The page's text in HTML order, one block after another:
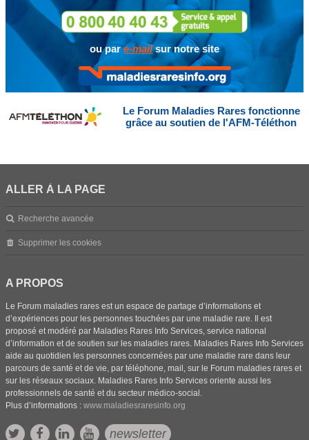
ou pare-mailsur notre site
Le Forum Maladies Rares fonctionne
grâce au soutien de l'AFM-Téléthon
ALLER À LA PAGE
Recherche avancée
Supprimer les cookies
A PROPOS
Le Forum maladies rares est un espace de partage d’informations et
d’expériences pour les personnes touchées par une maladie rare. Il est
proposé et modéré par Maladies Rares Info Services, service national
d’information et de soutien sur les maladies rares. Maladies Rares Info Services
aide au quotidien les personnes concernées par une maladie rare dans leur
parcours de santé et de vie, par téléphone, mail, sur le Forum maladies rares et
sur les réseaux sociaux. Maladies Rares Info Services oriente aussi les
professionnels de santé et du secteur médico-social.
Plus d’informations : www.maladiesraresinfo.org
newsletter